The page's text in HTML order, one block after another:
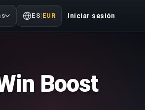
ES| EUR Iniciar sesión
Boost